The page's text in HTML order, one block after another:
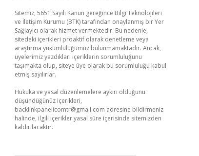
Sitemiz, 5651 Sayılı Kanun gereğince Bilgi Teknolojileri
ve İletişim Kurumu (BTK) tarafından onaylanmış bir Yer
Sağlayıcı olarak hizmet vermektedir. Bu nedenle,
sitedeki içerikleri proaktif olarak denetleme veya
araştırma yükümlülüğümüz bulunmamaktadır. Ancak,
üyelerimiz yazdıkları içeriklerin sorumluluğunu
taşımakta olup, siteye üye olarak bu sorumluluğu kabul
etmiş sayılırlar.
Hukuka ve yasal düzenlemelere aykırı olduğunu
düşündüğünüz içerikleri,
backlinkpanelicomtr@gmail.com adresine bildirmeniz
halinde, ilgili içerikler yasal süre içerisinde sitemizden
kaldırılacaktır.